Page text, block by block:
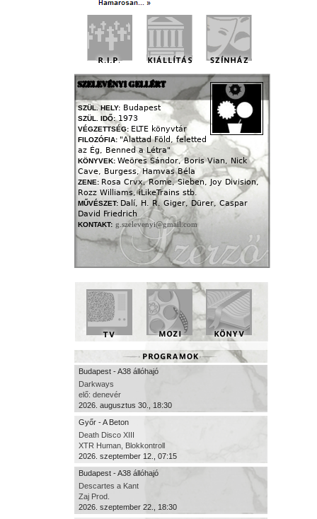
SZELEVÉNYI GELLÉRT
SZÜL. HELY: Budapest
SZÜL. IDŐ: 1973
VÉGZETTSÉG: ELTE könyvtár
FILOZÓFIA: "Alattad Föld, feletted
az Ég, Benned a Létra"
KÖNYVEK: Weöres Sándor, Boris Vian, Nick
Cave, Burgess, Hamvas Béla
ZENE: Rosa Crvx, Rome, Sieben, Joy Division,
Rozz Williams, iLikeTrains stb.
MŰVÉSZET: Dalí, H. R. Giger, Dürer, Caspar
David Friedrich
KONTAKT: g.szelevenyi@gmail.com
Budapest - A38 állóhajó
Darkways
elő: denevér
2026. augusztus 30., 18:30
Győr - A Beton
Death Disco XIII
XTR Human, Blokkontroll
2026. szeptember 12., 07:15
Budapest - A38 állóhajó
Descartes a Kant
Zaj Prod.
2026. szeptember 22., 18:30